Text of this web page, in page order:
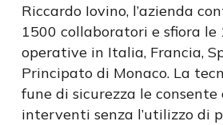
Riccardo Iovino, l’azienda
1500 collaboratori e sfiora le
operative in Italia, Francia,
Principato di Monaco. La
fune di sicurezza le
interventi senza l’utilizzo di